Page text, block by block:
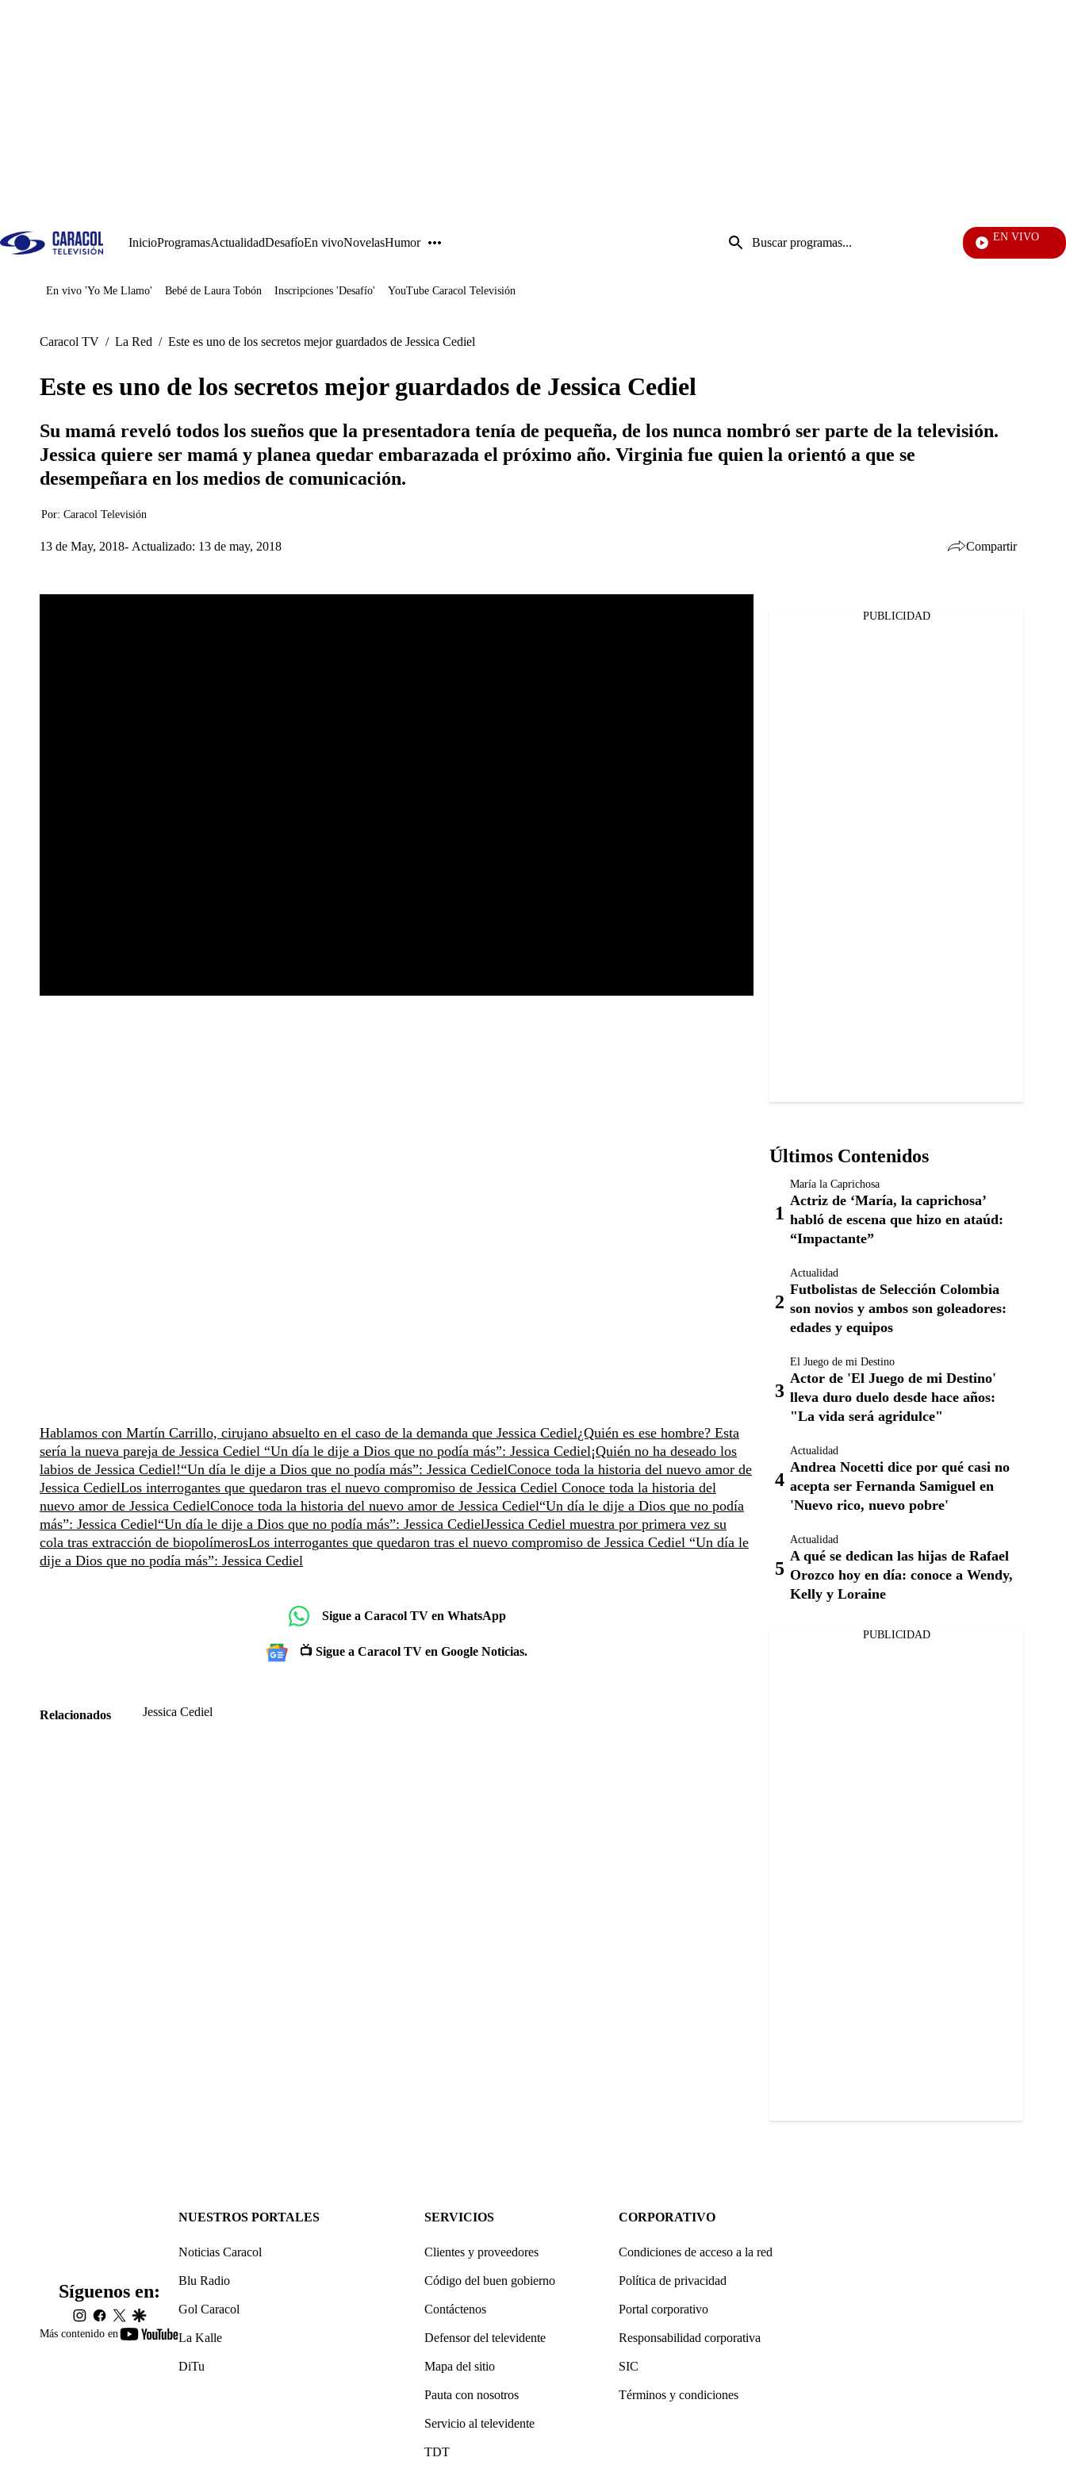
InicioProgramasActualidadDesafíoEn vivoNovelasHumor
Entrada
de
EN VIVO
Juegos
En vivo 'Yo Me Llamo' Bebé de Laura Tobón Inscripciones 'Desafío' YouTube Caracol Televisión
Caracol TV / La Red / Este es uno de los secretos mejor guardados de Jessica Cediel
Este es uno de los secretos mejor guardados de Jessica Cediel
Su mamá reveló todos los sueños que la presentadora tenía de pequeña, de los nunca nombró ser parte de la televisión.
Jessica quiere ser mamá y planea quedar embarazada el próximo año. Virginia fue quien la orientó a que se
desempeñara en los medios de comunicación.
Por: Caracol Televisión
13 de May, 2018 Actualizado: 13 de may, 2018 Compartir
Hablamos con Martín Carrillo, cirujano absuelto en el caso de la demanda que Jessica Cediel¿Quién es ese hombre? Esta
sería la nueva pareja de Jessica Cediel “Un día le dije a Dios que no podía más”: Jessica Cediel¡Quién no ha deseado los
labios de Jessica Cediel!“Un día le dije a Dios que no podía más”: Jessica CedielConoce toda la historia del nuevo amor de
Jessica CedielLos interrogantes que quedaron tras el nuevo compromiso de Jessica Cediel Conoce toda la historia del
nuevo amor de Jessica CedielConoce toda la historia del nuevo amor de Jessica Cediel“Un día le dije a Dios que no podía
más”: Jessica Cediel“Un día le dije a Dios que no podía más”: Jessica CedielJessica Cediel muestra por primera vez su
cola tras extracción de biopolímerosLos interrogantes que quedaron tras el nuevo compromiso de Jessica Cediel “Un día le
dije a Dios que no podía más”: Jessica Cediel
Sigue a Caracol TV en WhatsApp
📺 Sigue a Caracol TV en Google Noticias.
Relacionados Jessica Cediel
PUBLICIDAD
Últimos Contenidos
María la Caprichosa
Actriz de ‘María, la caprichosa’
habló de escena que hizo en ataúd:
“Impactante”
Actualidad
Futbolistas de Selección Colombia
son novios y ambos son goleadores:
edades y equipos
El Juego de mi Destino
Actor de 'El Juego de mi Destino'
lleva duro duelo desde hace años:
"La vida será agridulce"
Actualidad
Andrea Nocetti dice por qué casi no
acepta ser Fernanda Samiguel en
'Nuevo rico, nuevo pobre'
Actualidad
A qué se dedican las hijas de Rafael
Orozco hoy en día: conoce a Wendy,
Kelly y Loraine
PUBLICIDAD
Más contenido en
youtube-
Síguenos en:
instagram
facebook
twittergoogle
NUESTROS PORTALES
Noticias Caracol
Blu Radio
Gol Caracol
La Kalle
DiTu
SERVICIOS
Clientes y proveedores
Código del buen gobierno
Contáctenos
Defensor del televidente
Mapa del sitio
Pauta con nosotros
Servicio al televidente
TDT
CORPORATIVO
Condiciones de acceso a la red
Política de privacidad
Portal corporativo
Responsabilidad corporativa
SIC
Términos y condiciones